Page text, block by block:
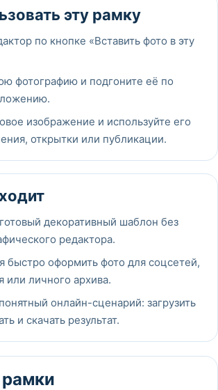
эту рамку
по кнопке «Вставить фото в эту
фотографию и подгоните её по
изображение и используйте его
открытки или публикации.
декоративный шаблон без
редактора.
быстро оформить фото для соцсетей,
или личного архива.
онлайн-сценарий: загрузить
и скачать результат.